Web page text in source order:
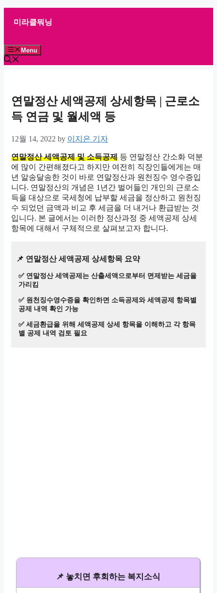
content
미라클뭐닝
Menu
연말정산 세액공제 상세항목 | 근로소
득 연금 및 월세액 등
12월 14, 2022 by 이지은 기자
연말정산 세액공제 및 소득공제 등 연말정산 간소화 덕분
에 많이 간편해졌다고 하지만 여전히 직장인들에게는 매
년 알송달송한 것이 바로 연말정산과 원천징수 영수증입
니다. 연말정산의 개념은 1년간 벌어들인 개인의 근로소
득을 대상으로 국세청에 납부할 세금을 정산하고 원천징
수 되었던 금액과 비교 후 세금을 더 내거나 환급받는 것
입니다. 본 글에서는 이러한 정산과정 중 세액공제 상세
항목에 대해서 구체적으로 살펴보고자 합니다.
📌 연말정산 세액공제 상세항목 요약
✅ 연말정산 세액공제는 산출세액으로부터 면제받는 세금을
가리킴
✅ 원천징수영수증을 확인하면 소득공제와 세액공제 항목별
공제 내역 확인 가능
✅ 세금환급을 위해 세액공제 상세 항목을 이해하고 각 항목
별 공제 내역 검토 필요
📌 놓치면 후회하는 복지소식